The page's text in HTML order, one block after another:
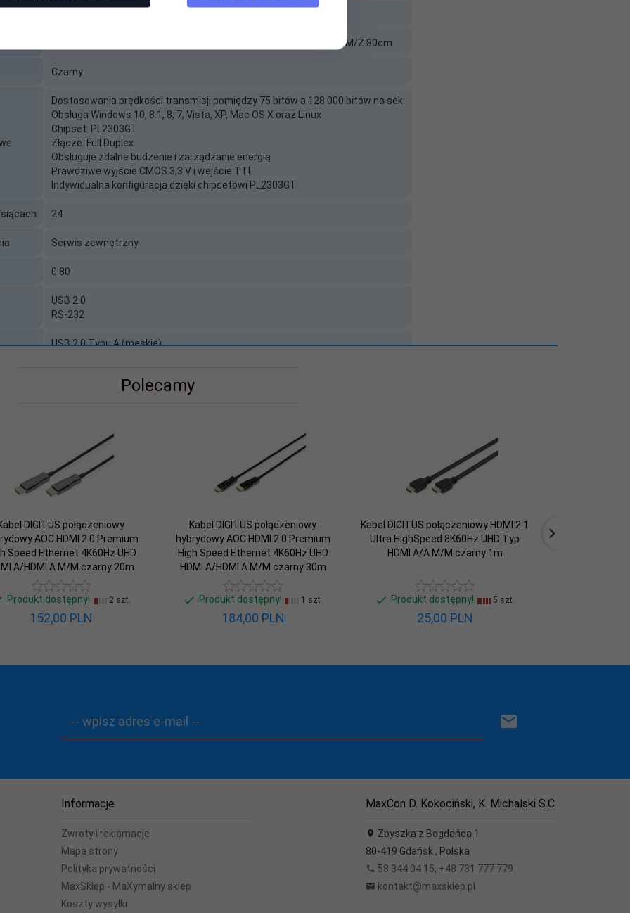
Konwerter(Adapter) USB 2.0 do RS232 (DB9) z kablem Typ USB A M/Ż 80cm
Czarny
Dostosowania prędkości transmisji pomiędzy 75 bitów a 128 000 bitów na sek.
Obsługa Windows 10, 8.1, 8, 7, Vista, XP, Mac OS X oraz Linux
Chipset: PL2303GT
Złącze: Full Duplex
Obsługuje zdalne budzenie i zarządzanie energią
Prawdziwe wyjście CMOS 3,3 V i wejście TTL
Indywidualna konfiguracja dzięki chipsetowi PL2303GT
24
Serwis zewnętrzny
0.80
USB 2.0
RS-232
USB 2.0 Typu A (męskie)
Nie
Polecamy
DIGITUS połączeniowy
AOC HDMI 2.0 Premium
Speed Ethernet 4K60Hz UHD
A/HDMI A M/M czarny 20m
Produkt dostępny! 2 szt.
152,00 PLN
Kabel DIGITUS połączeniowy
hybrydowy AOC HDMI 2.0 Premium
High Speed Ethernet 4K60Hz UHD
HDMI A/HDMI A M/M czarny 30m
Produkt dostępny! 1 szt.
184,00 PLN
Kabel DIGITUS połączeniowy HDMI 2.1
Ultra HighSpeed 8K60Hz UHD Typ
HDMI A/A M/M czarny 1m
Produkt dostępny! 5 szt.
25,00 PLN
-- wpisz adres e-mail --
Informacje
Zwroty i reklamacje
Mapa strony
Polityka prywatności
MaxSklep - MaXymalny sklep
Koszty wysyłki
MaxCon D. Kokociński, K. Michalski S.C.
Zbyszka z Bogdańca 1
80-419 Gdańsk , Polska
58 344 04 15, +48 731 777 779
kontakt@maxsklep.pl